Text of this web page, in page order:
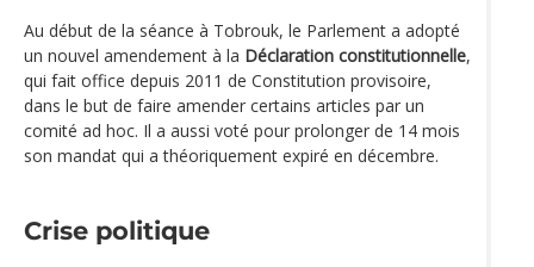
Au début de la séance à Tobrouk, le Parlement a adopté
un nouvel amendement à la Déclaration constitutionnelle,
qui fait office depuis 2011 de Constitution provisoire,
dans le but de faire amender certains articles par un
comité ad hoc. Il a aussi voté pour prolonger de 14 mois
son mandat qui a théoriquement expiré en décembre.
Crise politique